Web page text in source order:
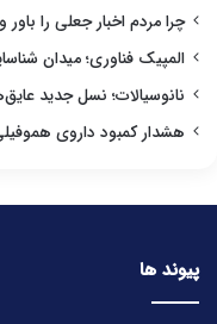
چرا مردم اخبار جعلی را باور
المپیک فناوری؛ میدان
نانوسیالات؛ نسل جدید
هشدار کمبود داروی
پیوند ها